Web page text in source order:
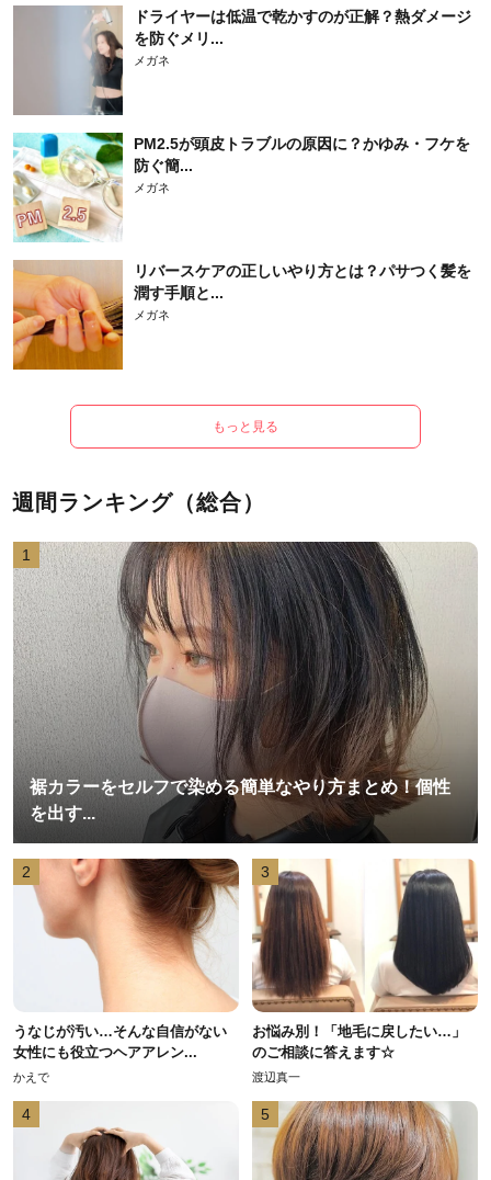
ドライヤーは低温で乾かすのが正解？熱ダメージ
を防ぐメリ...
メガネ
PM2.5が頭皮トラブルの原因に？かゆみ・フケを
防ぐ簡...
メガネ
リバースケアの正しいやり方とは？パサつく髪を
潤す手順と...
メガネ
もっと見る
週間ランキング（総合）
1
裾カラーをセルフで染める簡単なやり方まとめ！個性
を出す...
2
うなじが汚い…そんな自信がない
女性にも役立つヘアアレン...
かえで
3
お悩み別！「地毛に戻したい…」
のご相談に答えます☆
渡辺真一
4 5